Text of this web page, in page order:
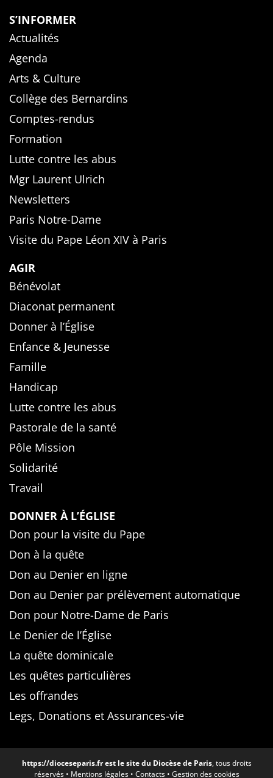
S’INFORMER
Actualités
Agenda
Arts & Culture
Collège des Bernardins
Comptes-rendus
Formation
Lutte contre les abus
Mgr Laurent Ulrich
Newsletters
Paris Notre-Dame
Visite du Pape Léon XIV à Paris
AGIR
Bénévolat
Diaconat permanent
Donner à l’Église
Enfance & Jeunesse
Famille
Handicap
Lutte contre les abus
Pastorale de la santé
Pôle Mission
Solidarité
Travail
DONNER À L’ÉGLISE
Don pour la visite du Pape
Don à la quête
Don au Denier en ligne
Don au Denier par prélèvement automatique
Don pour Notre-Dame de Paris
Le Denier de l’Église
La quête dominicale
Les quêtes particulières
Les offrandes
Legs, Donations et Assurances-vie
https://dioceseparis.frest le site du Diocèse de Paris, tous droits
réservés • Mentions légales• Contacts• Gestion des cookies